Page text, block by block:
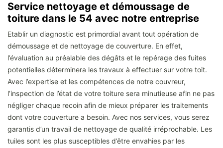
Service nettoyage et démoussage de
toiture dans le 54 avec notre entreprise
Etablir un diagnostic est primordial avant tout opération de
démoussage et de nettoyage de couverture. En effet,
l’évaluation au préalable des dégâts et le repérage des fuites
potentielles déterminera les travaux à effectuer sur votre toit.
Avec l’expertise et les compétences de notre couvreur,
l’inspection de l’état de votre toiture sera minutieuse afin ne pas
négliger chaque recoin afin de mieux préparer les traitements
dont votre couverture a besoin. Avec nos services, vous serez
garantis d’un travail de nettoyage de qualité irréprochable. Les
tuiles sont les plus susceptibles d’être envahies par les